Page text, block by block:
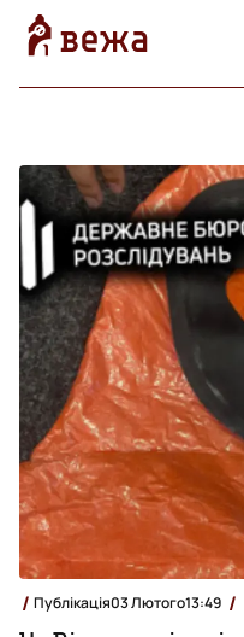
Публікація03 Лютого13:49